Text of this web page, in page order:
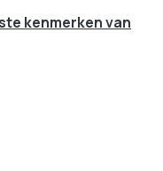
kenmerken van